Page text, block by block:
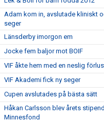
Adam kom in, avslutade kliniskt
seger
Länsderby imorgon em
Jocke fem baljor mot BOIF
VIF åkte hem med en neslig
VIF Akademi fick ny seger
Cupen avslutades på bästa sätt
Håkan Carlsson blev årets
Minnesfond